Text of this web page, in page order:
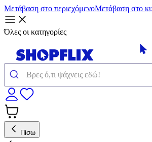
Μετάβαση στο περιεχόμενοΜετάβαση στο
Όλες οι κατηγορίες
Πίσω